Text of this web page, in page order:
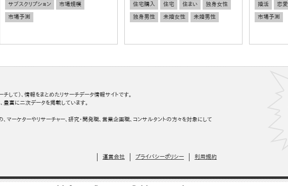
サブスクリプション
市場規模
市場予測
住宅購入 住宅 住まい
独身女性
独身男性
未婚女性 未婚男性
婚活 恋愛
市場予測
して）、情報をまとめたリサーチデータ情報サイトです。
富に二次データを掲載しています。
マーケターやリサーチャー、研究・開発職、営業企画職、コンサルタントの方々を対象にして
利用規約
プライバシーポリシー
運営会社